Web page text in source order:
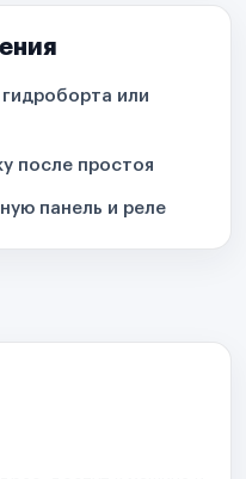
или
после простоя
панель и реле